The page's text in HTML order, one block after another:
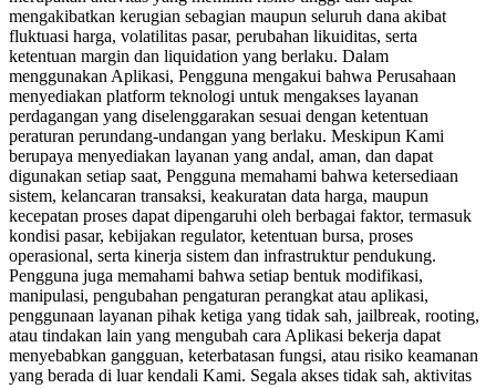
mengakibatkan kerugian sebagian maupun seluruh dana akibat
fluktuasi harga, volatilitas pasar, perubahan likuiditas, serta
ketentuan margin dan liquidation yang berlaku. Dalam
menggunakan Aplikasi, Pengguna mengakui bahwa Perusahaan
menyediakan platform teknologi untuk mengakses layanan
perdagangan yang diselenggarakan sesuai dengan ketentuan
peraturan perundang-undangan yang berlaku. Meskipun Kami
berupaya menyediakan layanan yang andal, aman, dan dapat
digunakan setiap saat, Pengguna memahami bahwa ketersediaan
sistem, kelancaran transaksi, keakuratan data harga, maupun
kecepatan proses dapat dipengaruhi oleh berbagai faktor, termasuk
kondisi pasar, kebijakan regulator, ketentuan bursa, proses
operasional, serta kinerja sistem dan infrastruktur pendukung.
Pengguna juga memahami bahwa setiap bentuk modifikasi,
manipulasi, pengubahan pengaturan perangkat atau aplikasi,
penggunaan layanan pihak ketiga yang tidak sah, jailbreak, rooting,
atau tindakan lain yang mengubah cara Aplikasi bekerja dapat
menyebabkan gangguan, keterbatasan fungsi, atau risiko keamanan
yang berada di luar kendali Kami. Segala akses tidak sah, aktivitas